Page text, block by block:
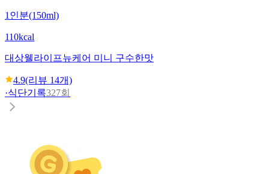
1인분(150ml)
110kcal
대상웰라이프뉴케어 미니 구수한맛
4.9(리뷰 14개)
·식단기록327회